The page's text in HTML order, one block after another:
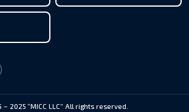
2025 “MICC LLC” All rights reserved.